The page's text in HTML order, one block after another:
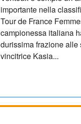
importante nella
Tour de France
campionessa italiana
durissima frazione
vincitrice Kasia...